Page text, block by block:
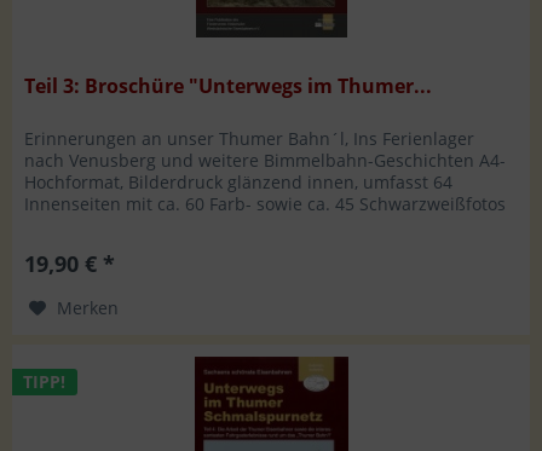
Teil 3: Broschüre "Unterwegs im Thumer...
Erinnerungen an unser Thumer Bahn´l, Ins Ferienlager
nach Venusberg und weitere Bimmelbahn-Geschichten A4-
Hochformat, Bilderdruck glänzend innen, umfasst 64
Innenseiten mit ca. 60 Farb- sowie ca. 45 Schwarzweißfotos
19,90 € *
Merken
TIPP!